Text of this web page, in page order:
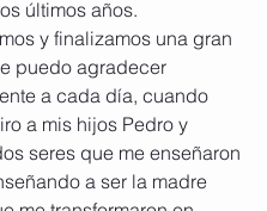
últimos años.
y finalizamos una gran
puedo agradecer
a cada día, cuando
a mis hijos Pedro y
seres que me enseñaron
a ser la madre